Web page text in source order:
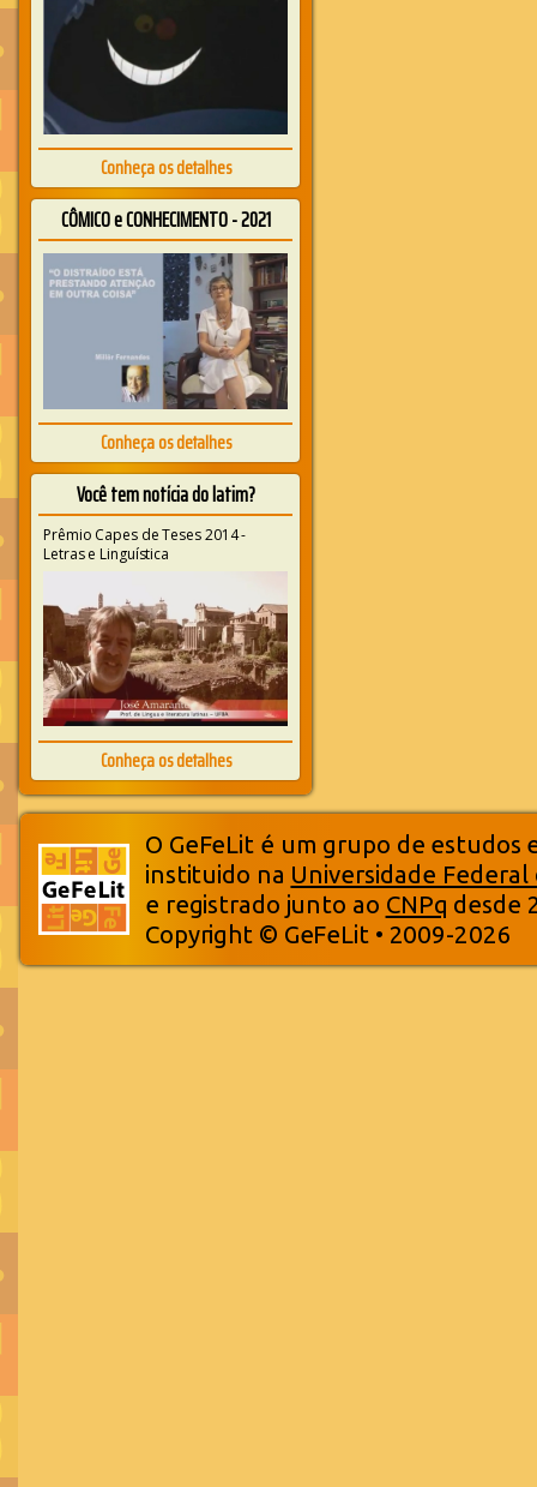
Conheça os detalhes
CÔMICO e CONHECIMENTO - 2021
Conheça os detalhes
Você tem notícia do latim?
Prêmio Capes de Teses 2014 -
Letras e Linguística
Conheça os detalhes
O GeFeLit é um grupo de estudos
instituido na Universidade Federal
e registrado junto ao CNPq desde
Copyright © GeFeLit • 2009-2026